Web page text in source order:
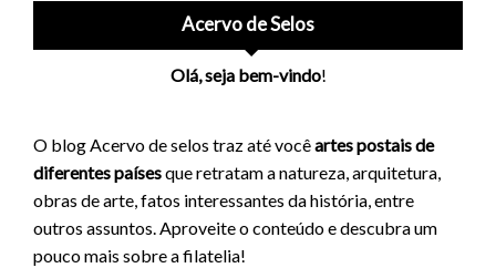
Acervo de Selos
Olá, seja bem-vindo!
O blog Acervo de selos traz até vocêartes postais de
diferentes paísesque retratam a natureza, arquitetura,
obras de arte, fatos interessantes da história, entre
outros assuntos. Aproveite o conteúdo e descubra um
pouco mais sobre a filatelia!